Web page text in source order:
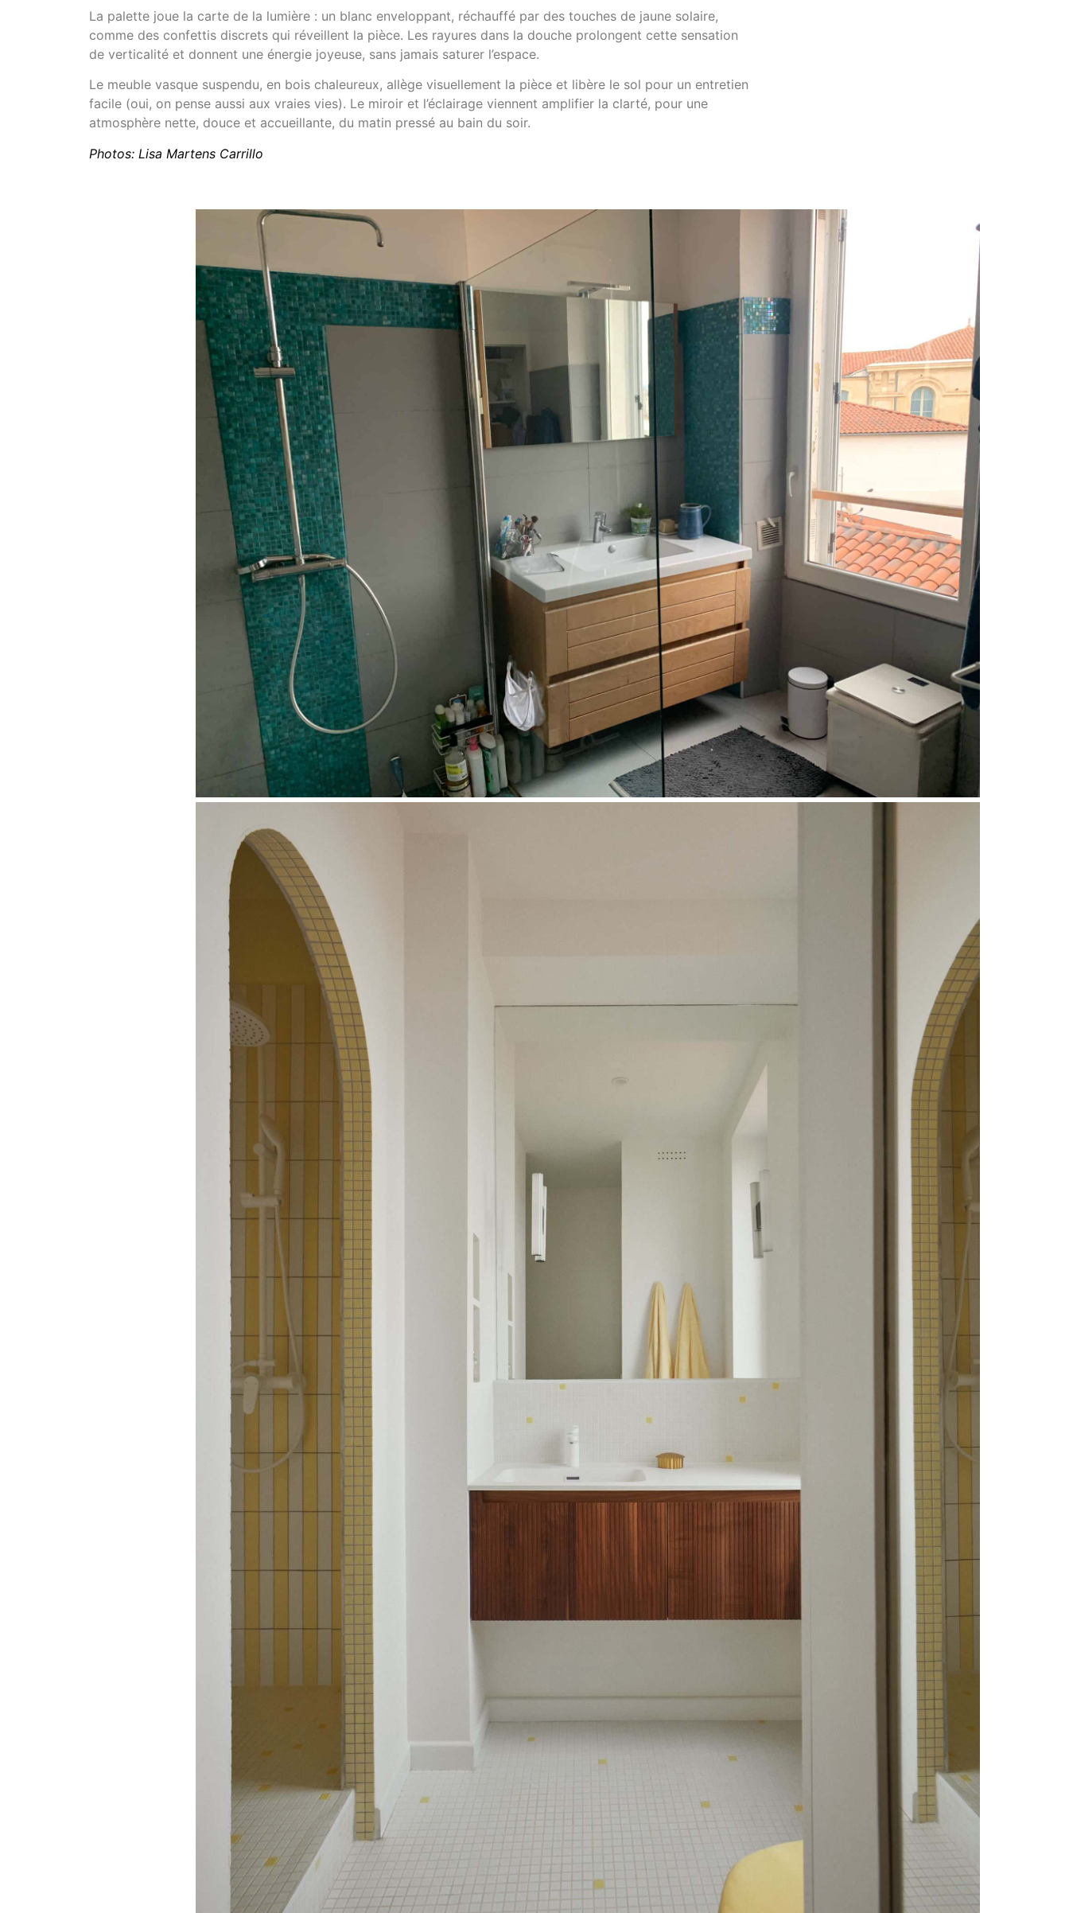
La palette joue la carte de la lumière : un blanc enveloppant, réchauffé par des touches de jaune solaire,
comme des confettis discrets qui réveillent la pièce. Les rayures dans la douche prolongent cette sensation
de verticalité et donnent une énergie joyeuse, sans jamais saturer l’espace.
Le meuble vasque suspendu, en bois chaleureux, allège visuellement la pièce et libère le sol pour un entretien
facile (oui, on pense aussi aux vraies vies). Le miroir et l’éclairage viennent amplifier la clarté, pour une
atmosphère nette, douce et accueillante, du matin pressé au bain du soir.
Photos: Lisa Martens Carrillo